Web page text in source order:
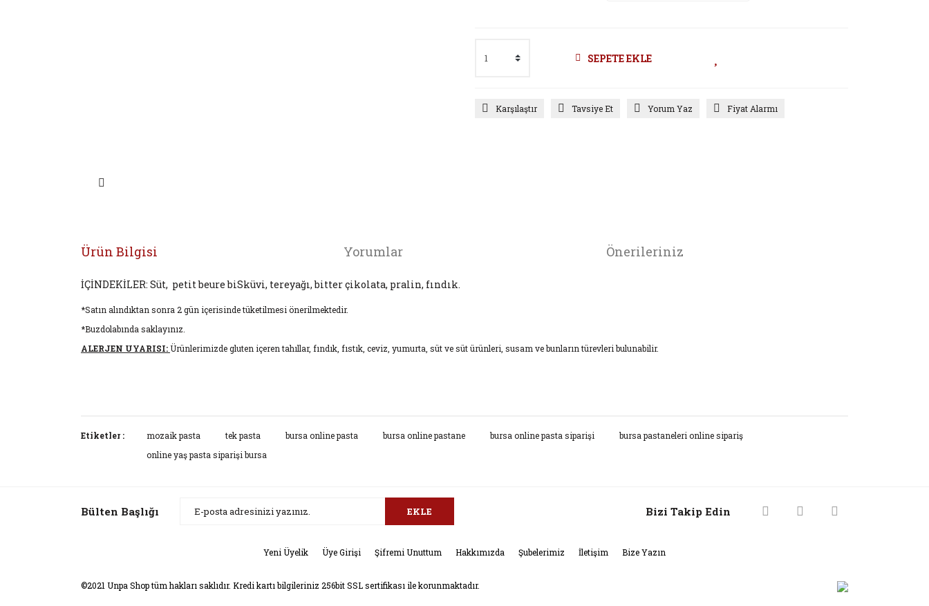
SEPETE EKLE
Karşılaştır Tavsiye Et Yorum Yaz Fiyat Alarmı
Ürün Bilgisi Yorumlar Önerileriniz
İÇİNDEKİLER: Süt, petit beure biSküvi, tereyağı, bitter çikolata, pralin, fındık.
*Satın alındıktan sonra 2 gün içerisinde tüketilmesi önerilmektedir.
*Buzdolabında saklayınız.
ALERJEN UYARISI: Ürünlerimizde gluten içeren tahıllar, fındık, fıstık, ceviz, yumurta, süt ve süt ürünleri, susam ve bunların türevleri bulunabilir.
Bu ürüne ilk yorumu siz yapın!
Görüş ve önerileriniz için teşekkür ederiz.
Ürün bilgilerinde hatalar bulunuyor.
Etiketler : mozaik pasta tek pasta bursa online pasta bursa online pastane bursa online pasta siparişi
bursa pastaneleri online sipariş
online yaş pasta siparişi bursa
Bülten Başlığı EKLE Bizi Takip Edin
Yeni Üyelik Üye Girişi Şifremi Unuttum Hakkımızda Şubelerimiz İletişim Bize Yazın
©2021 Unpa Shop tüm hakları saklıdır. Kredi kartı bilgileriniz 256bit SSL sertifikası ile korunmaktadır.